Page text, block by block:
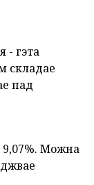
- гэта
складае
пад
9,07%. Можна